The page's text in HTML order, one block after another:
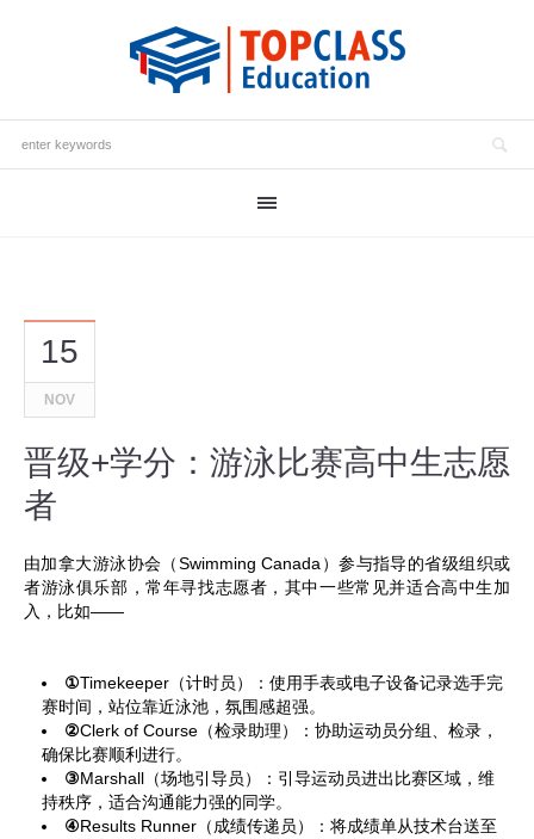
15
NOV
晋级+学分：游泳比赛高中生志愿
者
由加拿大游泳协会（Swimming Canada）参与指导的省级组织或
者游泳俱乐部，常年寻找志愿者，其中一些常见并适合高中生加
入，比如——
①Timekeeper（计时员）：使用手表或电子设备记录选手完
赛时间，站位靠近泳池，氛围感超强。
②Clerk of Course（检录助理）：协助运动员分组、检录，
确保比赛顺利进行。
③Marshall（场地引导员）：引导运动员进出比赛区域，维
持秩序，适合沟通能力强的同学。
④Results Runner（成绩传递员）：将成绩单从技术台送至